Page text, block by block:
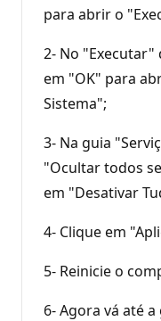
para abrir o
2- No "Executar"
em "OK" para
Sistema";
3- Na guia
"Ocultar todos
em "Desativar
4- Clique em
5- Reinicie o
6- Agora vá até